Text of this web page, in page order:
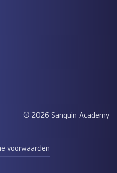
© 2026 Sanquin Academy
voorwaarden